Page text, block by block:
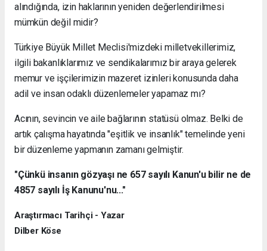
alındığında, izin haklarının yeniden değerlendirilmesi
mümkün değil midir?
Türkiye Büyük Millet Meclisi'mizdeki milletvekillerimiz,
ilgili bakanlıklarımız ve sendikalarımız bir araya gelerek
memur ve işçilerimizin mazeret izinleri konusunda daha
adil ve insan odaklı düzenlemeler yapamaz mı?
Acının, sevincin ve aile bağlarının statüsü olmaz. Belki de
artık çalışma hayatında "eşitlik ve insanlık" temelinde yeni
bir düzenleme yapmanın zamanı gelmiştir.
"Çünkü insanın gözyaşı ne 657 sayılı Kanun'u bilir ne de
4857 sayılı İş Kanunu'nu..."
Araştırmacı Tarihçi - Yazar
Dilber Köse